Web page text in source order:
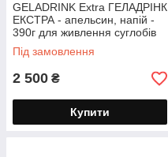
GELADRINK Extra ГЕЛАДРІНК
ЕКСТРА - апельсин, напій -
390г для живлення суглобів
Під замовлення
2 500 ₴
Купити